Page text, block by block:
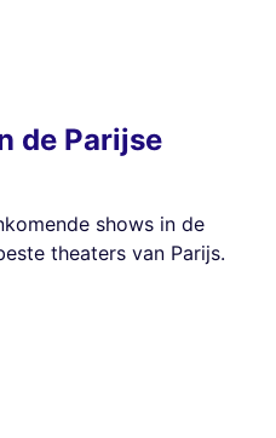
de Parijse
shows in de
theaters van Parijs.